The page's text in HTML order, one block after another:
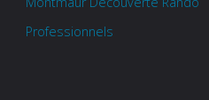
Professionnels